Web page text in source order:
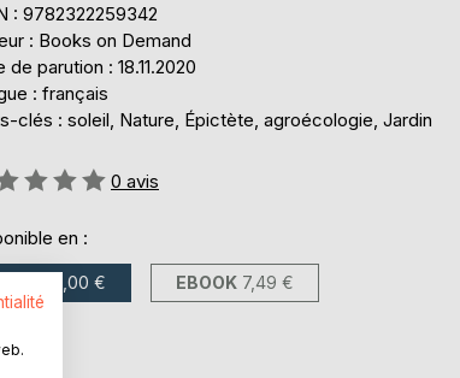
: 9782322259342
: Books on Demand
de parution : 18.11.2020
: français
clés : soleil, Nature, Épictète, agroécologie, Jardin
0 avis
en :
16,00 € EBOOK 7,49 €